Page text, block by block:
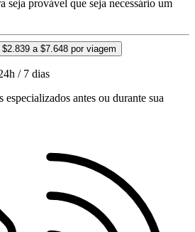
seja provável que seja necessário um
a $7.648 por viagem
/ 7 dias
especializados antes ou durante sua